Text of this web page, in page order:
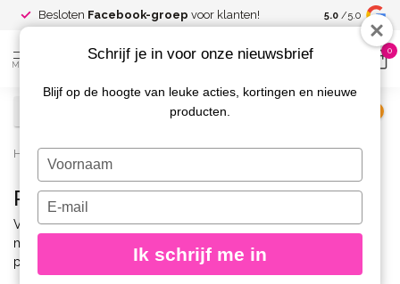
Besloten Facebook-groep voor klanten! Spaar voor
kortingen
5.0 /5.0
MENU
0
Home / Merken / Magnetic / Penselen
Penselen
Van budgetvriendelijke opties tot de beste penselen op de
markt, Magnetic heeft voor iedere nagelstylist het perfecte
penseel.
Schrijf je in voor onze nieuwsbrief
Blijf op de hoogte van leuke acties, kortingen en nieuwe
producten.
Typ
je
naam
Typ
je
e-
in
Ik schrijf me in